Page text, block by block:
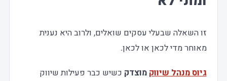
זו השאלה שבעלי עסקים שואלים, ולרוב היא נענית
מאוחר מדי לכאן או לכאן.
גיוס מנהל שיווק מוצדק כשיש כבר פעילות שיווק